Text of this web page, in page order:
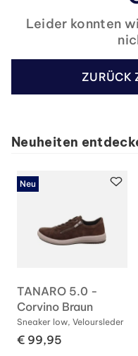
Leider konnten
ZURÜCK
Neuheiten
Neu
TANARO 5.0 -
Corvino Braun
Sneaker low, Veloursleder
€ 99,95